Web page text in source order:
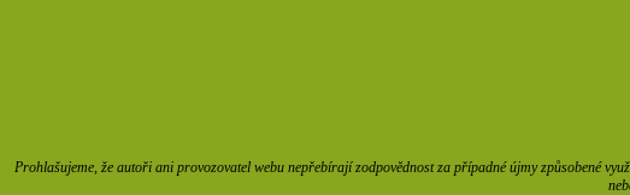
Prohlašujeme, že autoři ani provozovatel webu nepřebírají zodpovědnost za případné újmy způsobené